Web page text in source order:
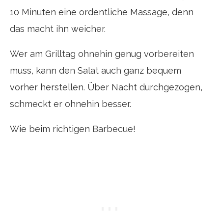
10 Minuten eine ordentliche Massage, denn
das macht ihn weicher.
Wer am Grilltag ohnehin genug vorbereiten
muss, kann den Salat auch ganz bequem
vorher herstellen. Über Nacht durchgezogen,
schmeckt er ohnehin besser.
Wie beim richtigen Barbecue!